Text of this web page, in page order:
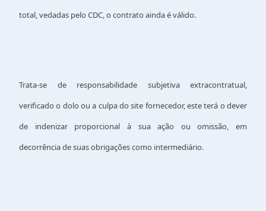
total, vedadas pelo CDC, o contrato ainda é válido.
Trata-se de responsabilidade subjetiva extracontratual,
verificado o dolo ou a culpa do site fornecedor, este terá o dever
de indenizar proporcional à sua ação ou omissão, em
decorrência de suas obrigações como intermediário.